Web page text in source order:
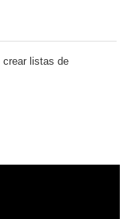
crear listas de